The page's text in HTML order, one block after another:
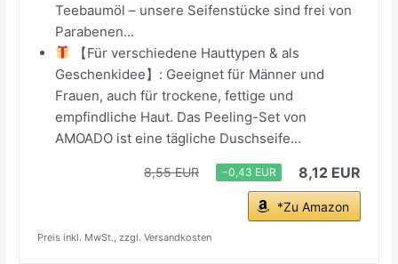
Teebaumöl – unsere Seifenstücke sind frei von
Parabenen...
【Für verschiedene Hauttypen & als
Geschenkidee】: Geeignet für Männer und
Frauen, auch für trockene, fettige und
empfindliche Haut. Das Peeling-Set von
AMOADO ist eine tägliche Duschseife...
8,55 EUR −0,43 EUR 8,12 EUR
*Zu Amazon
Preis inkl. MwSt., zzgl. Versandkosten